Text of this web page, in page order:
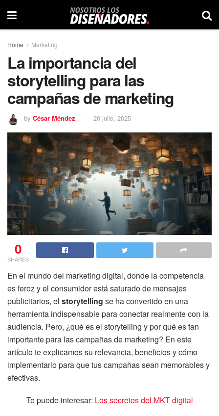
Home Marketing
La importancia del
storytelling para las
campañas de marketing
by César Méndez 20 julio, 2025
0
SHARES
En el mundo del marketing digital, donde la competencia
es feroz y el consumidor está saturado de mensajes
publicitarios, el storytelling se ha convertido en una
herramienta indispensable para conectar realmente con la
audiencia. Pero, ¿qué es el storytelling y por qué es tan
importante para las campañas de marketing? En este
artículo te explicamos su relevancia, beneficios y cómo
implementarlo para que tus campañas sean memorables y
efectivas.
Te puede interesar: Los secretos del MKT digital